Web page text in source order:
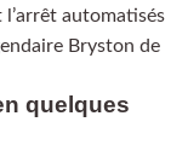
l’arrêt automatisés
Bryston de
quelques